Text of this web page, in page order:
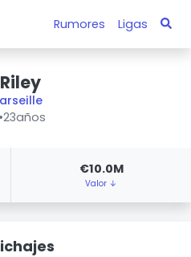
Rumores Ligas
•23años
€10.0M
Valor ↓